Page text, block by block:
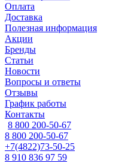
Оплата
Доставка
Полезная информация
Акции
Бренды
Статьи
Новости
Вопросы и ответы
Отзывы
График работы
Контакты
8 800 200-50-67
8 800 200-50-67
+7(4822)73-50-25
8 910 836 97 59